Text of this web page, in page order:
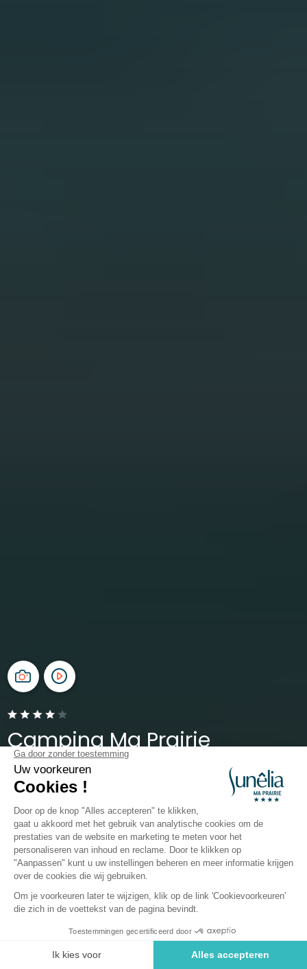
Camping Ma Prairie
Occitanie, Canet-en-Roussillon
Open van 13 mei 2026 13 september 2026
Klantenbeoordelingen van
Camping Sunêlia Ma Prairie
Bekijk deklantbeoordelingen van Camping Ma
Prairie in Canet-en-Roussillonen ontdek de
ervaringen van onze vakantiegangers in stacaravans
of standplaatsen. Ontvangst, netheid, verwarmd
zwembad, familiale sfeer, nabijheid van het strand en
Boek een verblijf op deze camping